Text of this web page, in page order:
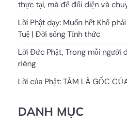
thực tại, mà để đối diện và
Lời Phật dạy: Muốn hết Khổ
Tuệ | Đời sống Tỉnh thức
Lời Đức Phật, Trong mỗi người
riêng
Lời của Phật: TÂM LÀ GỐC
DANH MỤC